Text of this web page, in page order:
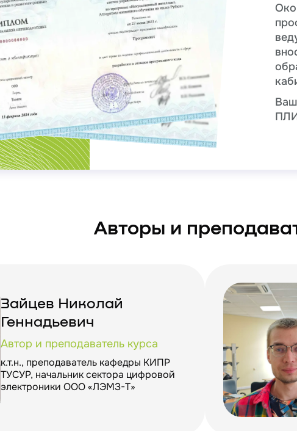
Авторы и
Зайцев Николай
Геннадьевич
Автор и преподаватель курса
к.т.н., преподаватель кафедры КИПР
ТУСУР, начальник сектора цифровой
электроники ООО «ЛЭМЗ-Т»